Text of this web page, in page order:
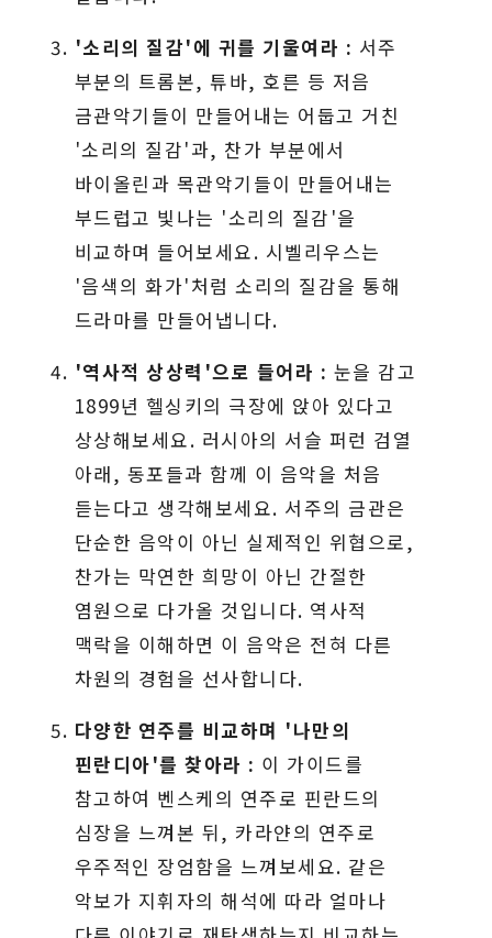
'소리의 질감'에 귀를 기울여라 : 서주
부분의 트롬본, 튜바, 호른 등 저음
금관악기들이 만들어내는 어둡고 거친
'소리의 질감'과, 찬가 부분에서
바이올린과 목관악기들이 만들어내는
부드럽고 빛나는 '소리의 질감'을
비교하며 들어보세요. 시벨리우스는
'음색의 화가'처럼 소리의 질감을 통해
드라마를 만들어냅니다.
'역사적 상상력'으로 들어라 : 눈을 감고
1899년 헬싱키의 극장에 앉아 있다고
상상해보세요. 러시아의 서슬 퍼런 검열
아래, 동포들과 함께 이 음악을 처음
듣는다고 생각해보세요. 서주의 금관은
단순한 음악이 아닌 실제적인 위협으로,
찬가는 막연한 희망이 아닌 간절한
염원으로 다가올 것입니다. 역사적
맥락을 이해하면 이 음악은 전혀 다른
차원의 경험을 선사합니다.
다양한 연주를 비교하며 '나만의
핀란디아'를 찾아라 : 이 가이드를
참고하여 벤스케의 연주로 핀란드의
심장을 느껴본 뒤, 카라얀의 연주로
우주적인 장엄함을 느껴보세요. 같은
악보가 지휘자의 해석에 따라 얼마나